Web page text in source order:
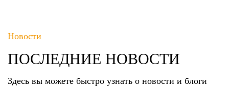
Новости
ПОСЛЕДНИЕ НОВОСТИ
Здесь вы можете быстро узнать о новости и блоги